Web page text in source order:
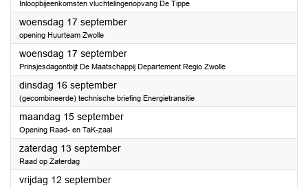
Inloopbijeenkomsten vluchtelingenopvang De Tippe
woensdag 17 september2025
opening Huurteam Zwolle
woensdag 17 september2025
Prinsjesdagontbijt De Maatschappij Departement Regio Zwolle
dinsdag 16 september2025
(gecombineerde) technische briefing Energietransitie
maandag 15 september2025
Opening Raad- en TaK-zaal
zaterdag 13 september2025
Raad op Zaterdag
vrijdag 12 september2025